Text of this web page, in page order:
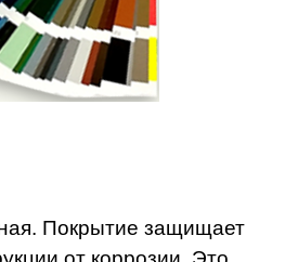
Покрытие защищает